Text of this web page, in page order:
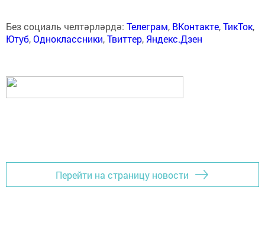
Без социаль челтәрләрдә: Телеграм, ВКонтакте,ТикТок,
Ютуб,Одноклассники,Твиттер, Яндекс.Дзен
Перейти на страницу новости